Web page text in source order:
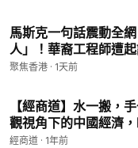
馬斯克一句話震動全
人」！華裔工程師遭
評】
聚焦香港 · 1天前
【經商道】水一搬，
觀視角下的中國經濟
經濟下滑 #農民工 #腐
經商道 · 1年前